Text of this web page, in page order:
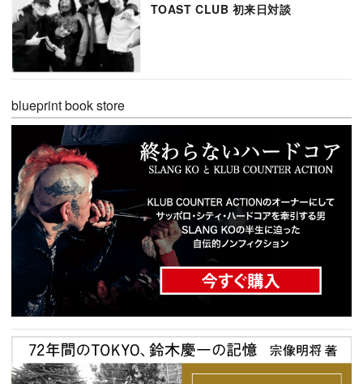
TOAST CLUB 初来日対談
blueprint book store